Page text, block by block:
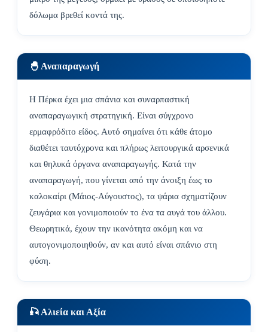
δόλωμα βρεθεί κοντά της.
🐣 Αναπαραγωγή
Η Πέρκα έχει μια σπάνια και συναρπαστική
αναπαραγωγική στρατηγική. Είναι σύγχρονο
ερμαφρόδιτο είδος. Αυτό σημαίνει ότι κάθε άτομο
διαθέτει ταυτόχρονα και πλήρως λειτουργικά αρσενικά
και θηλυκά όργανα αναπαραγωγής. Κατά την
αναπαραγωγή, που γίνεται από την άνοιξη έως το
καλοκαίρι (Μάιος-Αύγουστος), τα ψάρια σχηματίζουν
ζευγάρια και γονιμοποιούν το ένα τα αυγά του άλλου.
Θεωρητικά, έχουν την ικανότητα ακόμη και να
αυτογονιμοποιηθούν, αν και αυτό είναι σπάνιο στη
φύση.
🎣 Αλιεία και Αξία